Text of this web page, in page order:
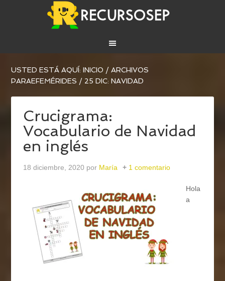
USTED ESTÁ AQUÍ:INICIO / ARCHIVOS
PARAEFEMÉRIDES / 25 DIC: NAVIDAD
Crucigrama:
Vocabulario de Navidad
en inglés
18 diciembre, 2020 por María 1 comentario
Hola
a